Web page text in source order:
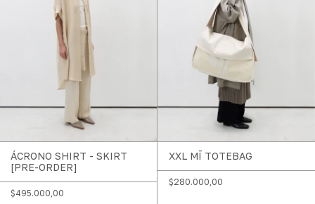
ÁCRONO SHIRT - SKIRT
[PRE-ORDER]
$495.000,00
XXL MĪ TOTEBAG
$280.000,00